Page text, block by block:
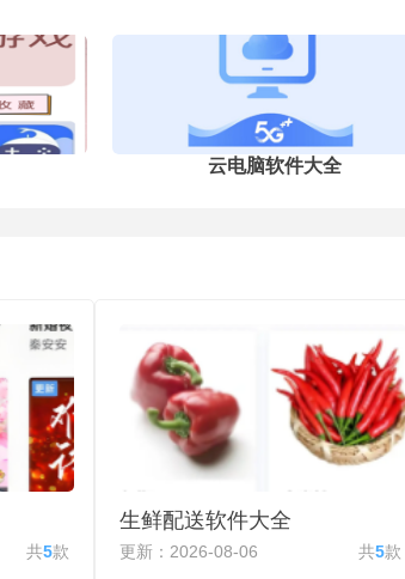
准输入键盘，直接录
布分辨率等参数，替代
爱笔思画x免费笔刷提
换快捷键，自定义按键
画笔、橡皮擦、选区工
云电脑软件大全
共5款
生鲜配送软件大全
更新：2026-08-06 共5款